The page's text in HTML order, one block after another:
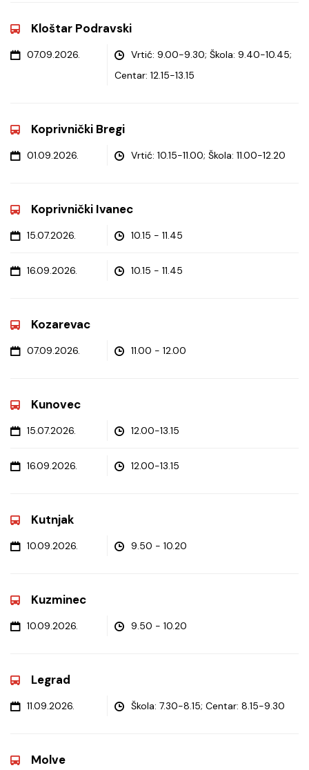
Kloštar Podravski
07.09.2026.
Vrtić: 9.00-9.30; Škola: 9.40-10.45;
Centar: 12.15-13.15
Koprivnički Bregi
01.09.2026. Vrtić: 10.15-11.00; Škola: 11.00-12.20
Koprivnički Ivanec
15.07.2026. 10.15 - 11.45
16.09.2026. 10.15 - 11.45
Kozarevac
07.09.2026. 11.00 - 12.00
Kunovec
15.07.2026. 12.00-13.15
16.09.2026. 12.00-13.15
Kutnjak
10.09.2026. 9.50 - 10.20
Kuzminec
10.09.2026. 9.50 - 10.20
Legrad
11.09.2026. Škola: 7.30-8.15; Centar: 8.15-9.30
Molve